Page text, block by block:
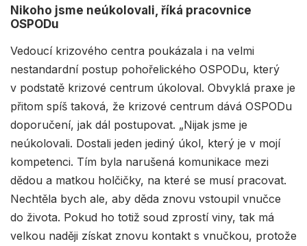
Nikoho jsme neúkolovali, říká pracovnice
OSPODu
Vedoucí krizového centra poukázala i na velmi
nestandardní postup pohořelického OSPODu, který
v podstatě krizové centrum úkoloval. Obvyklá praxe je
přitom spíš taková, že krizové centrum dává OSPODu
doporučení, jak dál postupovat. „Nijak jsme je
neúkolovali. Dostali jeden jediný úkol, který je v mojí
kompetenci. Tím byla narušená komunikace mezi
dědou a matkou holčičky, na které se musí pracovat.
Nechtěla bych ale, aby děda znovu vstoupil vnučce
do života. Pokud ho totiž soud zprostí viny, tak má
velkou naději získat znovu kontakt s vnučkou, protože